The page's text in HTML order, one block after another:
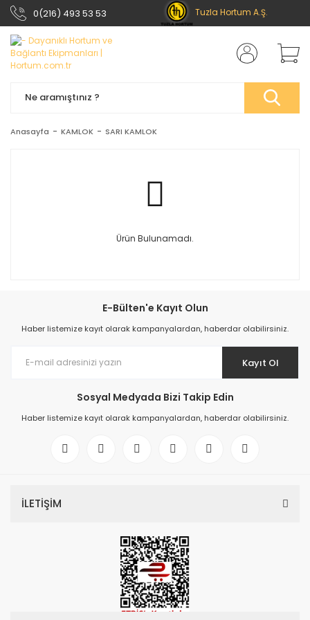
0(216) 493 53 53 Tuzla Hortum A.Ş.
Anasayfa KAMLOK SARI KAMLOK
Ürün Bulunamadı.
E-Bülten'e Kayıt Olun
Haber listemize kayıt olarak kampanyalardan, haberdar olabilirsiniz.
Kayıt Ol
Sosyal Medyada Bizi Takip Edin
Haber listemize kayıt olarak kampanyalardan, haberdar olabilirsiniz.
İLETİŞİM